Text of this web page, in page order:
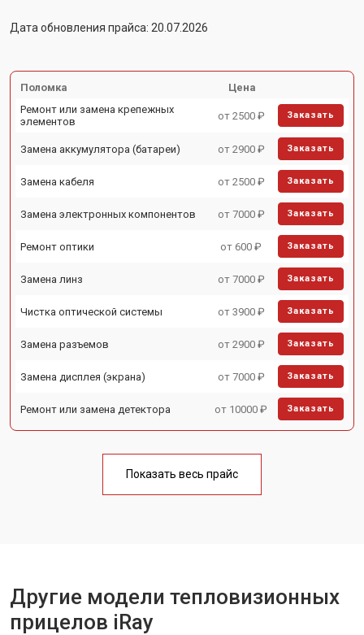
Дата обновления прайса: 20.07.2026
Поломка
Цена
Ремонт или замена крепежных
элементов
от 2500 ₽ Заказать
Замена аккумулятора (батареи) от 2900 ₽ Заказать
Замена кабеля от 2500 ₽ Заказать
Замена электронных компонентов от 7000 ₽ Заказать
Ремонт оптики от 600 ₽ Заказать
Замена линз от 7000 ₽ Заказать
Чистка оптической системы от 3900 ₽ Заказать
Замена разъемов от 2900 ₽ Заказать
Замена дисплея (экрана) от 7000 ₽ Заказать
Ремонт или замена детектора от 10000 ₽ Заказать
Показать весь прайс
Другие модели тепловизионных
прицелов iRay